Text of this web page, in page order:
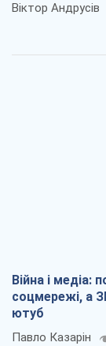
Віктор Андрусів
Війна і медіа:
соцмережі, а
ютуб
Павло Казарін